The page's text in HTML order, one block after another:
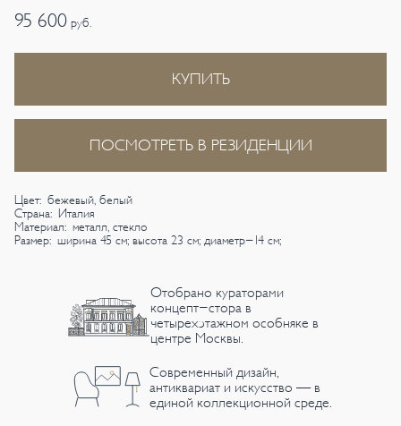
95 600 руб.
КУПИТЬ
ПОСМОТРЕТЬ В РЕЗИДЕНЦИИ
Цвет: бежевый, белый
Страна: Италия
Материал: металл, стекло
Размер: ширина 45 см; высота 23 см; диаметр-14 см;
Отобрано кураторами
концепт-стора в
четырехэтажном особняке в
центре Москвы.
Современный дизайн,
антиквариат и искусство — в
единой коллекционной среде.